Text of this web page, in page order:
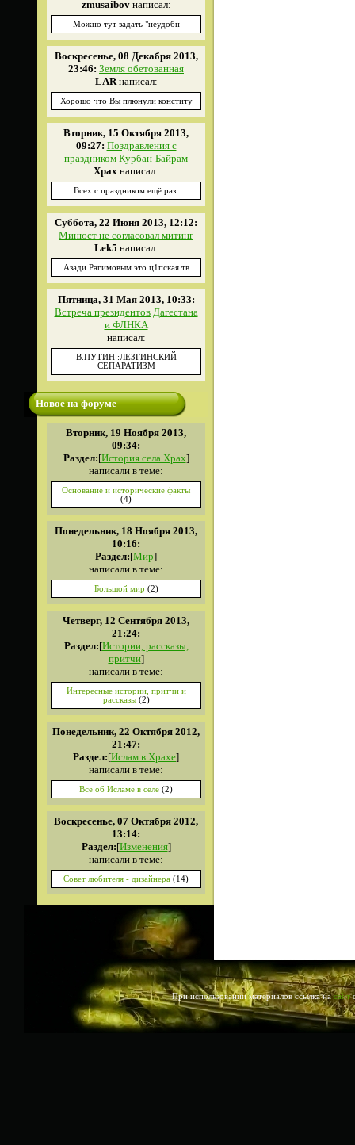
zmusaibovнаписал:
Можно тут задать "неудобн
Воскресенье, 08 Декабря 2013,
23:46: Земля обетованная
LARнаписал:
Хорошо что Вы плюнули конститу
Вторник, 15 Октября 2013,
09:27: Поздравления с
праздником Курбан-Байрам
Xpax написал:
Всех с праздником ещё раз.
Суббота, 22 Июня 2013, 12:12:
Минюст не согласовал митинг
Lek5 написал:
Азади Рагимовым это ц1пская тв
Пятница, 31 Мая 2013, 10:33:
Встреча президентов Дагестана
и ФЛНКА
написал:
В.ПУТИН :ЛЕЗГИНСКИЙ
СЕПАРАТИЗМ
Новое на форуме
Вторник, 19 Ноября 2013,
09:34:
Раздел:[История села Храх]
написали в теме:
Основание и исторические факты
(4)
Понедельник, 18 Ноября 2013,
10:16:
Раздел:[Мир]
написали в теме:
Большой мир (2)
Четверг, 12 Сентября 2013,
21:24:
Раздел:[Истории, рассказы,
притчи]
написали в теме:
Интересные истории, притчи и
рассказы (2)
Понедельник, 22 Октября 2012,
21:47:
Раздел:[Ислам в Храхе]
написали в теме:
Всё об Исламе в селе (2)
Воскресенье, 07 Октября 2012,
13:14:
Раздел:[Изменения]
написали в теме:
Совет любителя - дизайнера (14)
При использовании материалов ссылка насайт